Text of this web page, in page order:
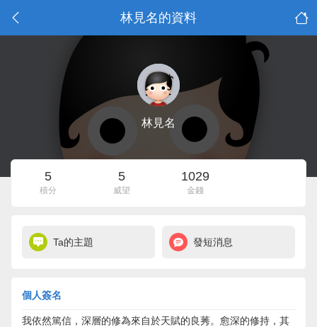
林見名的資料
林見名
5
積分
5
威望
1029
金錢
Ta的主題 發短消息
個人簽名
我依然篤信，深層的修為來自於天賦的良莠。愈深的修持，其